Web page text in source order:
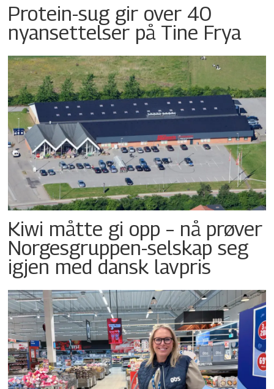
Protein-sug gir over 40
nyansettelser på Tine Frya
Kiwi måtte gi opp – nå prøver
Norgesgruppen-selskap seg
igjen med dansk lavpris